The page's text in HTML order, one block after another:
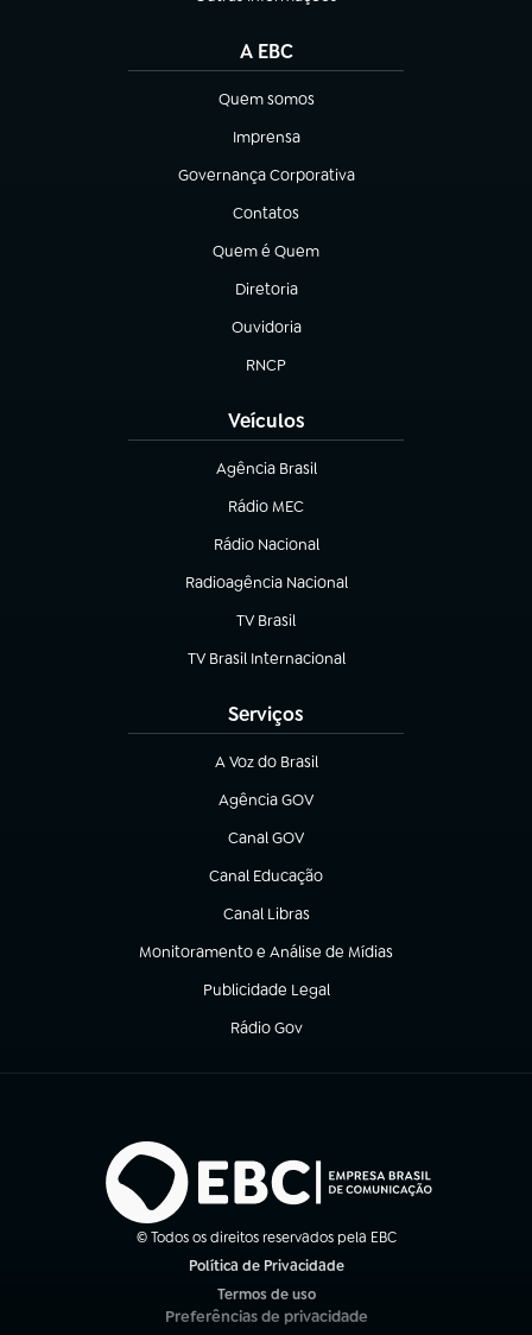
A EBC
Quem somos
(abre em nova aba)
Imprensa
(abre em nova aba)
Governança Corporativa
(abre em nova aba)
Contatos
(abre em nova aba)
Quem é Quem
(abre em nova aba)
Diretoria
(abre em nova aba)
Ouvidoria
(abre em nova aba)
RNCP
(abre em nova aba)
Veículos
Agência Brasil
(abre em nova aba)
Rádio MEC
(abre em nova aba)
Rádio Nacional
Radioagência Nacional
(abre em nova aba)
TV Brasil
(abre em nova aba)
TV Brasil Internacional
(abre em nova aba)
Serviços
A Voz do Brasil
(abre em nova aba)
Agência GOV
(abre em nova aba)
Canal GOV
(abre em nova aba)
Canal Educação
(abre em nova aba)
Canal Libras
(abre em nova aba)
Monitoramento e Análise de Mídias
(abre em nova aba)
Publicidade Legal
(abre em nova aba)
Rádio Gov
(abre em nova aba)
© Todos os direitos reservados pela EBC
Política de Privacidade
Termos de uso
(abre em nova aba)
Preferências de privacidade